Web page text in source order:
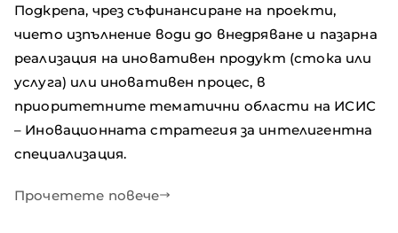
Подкрепа, чрез съфинансиране на проекти,
чието изпълнение води до внедряване и пазарна
реализация на иновативен продукт (стока или
услуга) или иновативен процес, в
приоритетните тематични области на ИСИС
– Иновационната стратегия за интелигентна
специализация.
Прочетете повече